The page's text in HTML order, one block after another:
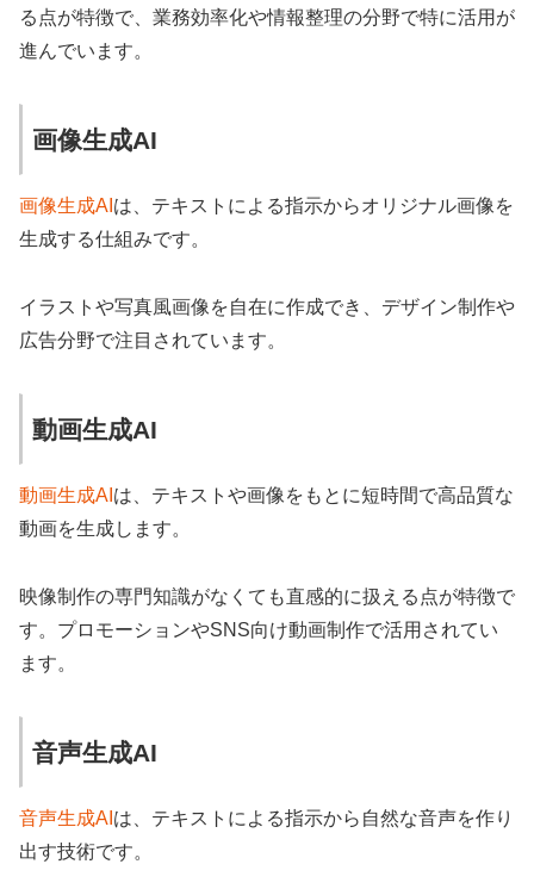
る点が特徴で、業務効率化や情報整理の分野で特に活用が
進んでいます。
画像生成AI
画像生成AI は、テキストによる指示からオリジナル画像を
生成する仕組みです。
イラストや写真風画像を自在に作成でき、デザイン制作や
広告分野で注目されています。
動画生成AI
動画生成AI は、テキストや画像をもとに短時間で高品質な
動画を生成します。
映像制作の専門知識がなくても直感的に扱える点が特徴で
す。プロモーションやSNS向け動画制作で活用されてい
ます。
音声生成AI
音声生成AI は、テキストによる指示から自然な音声を作り
出す技術です。